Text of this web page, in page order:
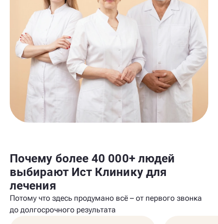
Почему более 40 000+ людей
выбирают Ист Клинику для
лечения
Потому что здесь продумано всё – от первого звонка
до долгосрочного результата